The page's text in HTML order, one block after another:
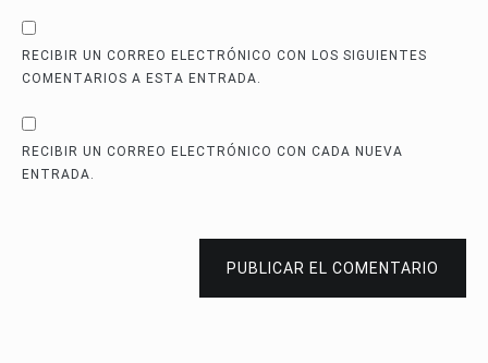
RECIBIR UN CORREO ELECTRÓNICO CON LOS SIGUIENTES
COMENTARIOS A ESTA ENTRADA.
RECIBIR UN CORREO ELECTRÓNICO CON CADA NUEVA
ENTRADA.
PUBLICAR EL COMENTARIO